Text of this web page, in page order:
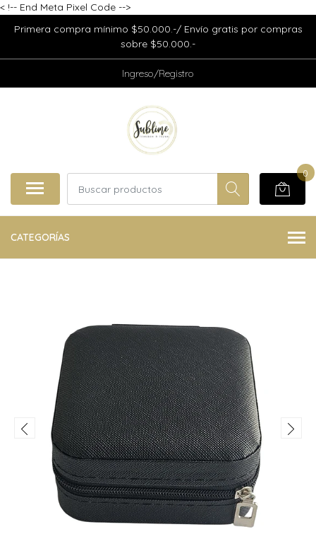
< !-- End Meta Pixel Code -->
Primera compra mínimo $50.000.-/ Envío gratis por compras
sobre $50.000.-
Ingreso/Registro
0
CATEGORÍAS